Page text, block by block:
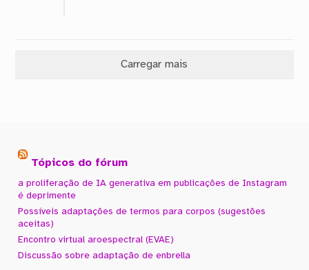
Carregar mais
Tópicos do fórum
a proliferação de IA generativa em publicações de Instagram
é deprimente
Possíveis adaptações de termos para corpos (sugestões
aceitas)
Encontro virtual aroespectral (EVAE)
Discussão sobre adaptação de enbrella